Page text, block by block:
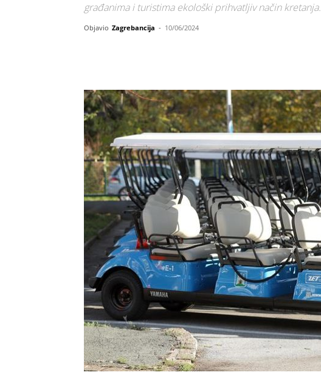
građanima i turistima ekološki prihvatljiv način kretanja.
Objavio Zagrebancija - 10/06/2024